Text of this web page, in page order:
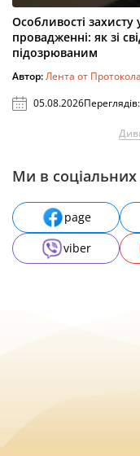
Особливості
провадженні: як зі
підозрюваним
Автор:Лента от Протокола
05.08.2026Переглядів:
Ми в
page
viber